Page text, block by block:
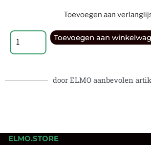
Toevoegen aan
Toevoegen aan
door ELMO aanbevolen
ELMO.STORE